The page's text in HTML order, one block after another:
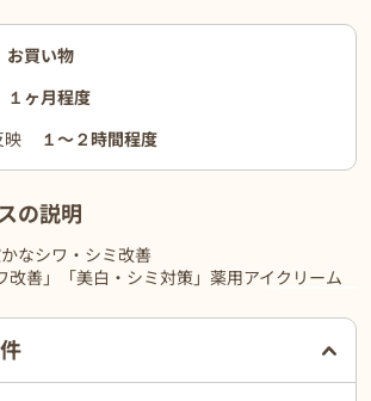
お買い物
１ヶ月程度
映
１〜２時間程度
の説明
なシワ・シミ改善
改善」「美白・シミ対策」薬用アイクリーム
ださい